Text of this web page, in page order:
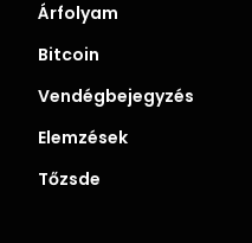
Árfolyam
Bitcoin
Vendégbejegyzés
Elemzések
Tőzsde